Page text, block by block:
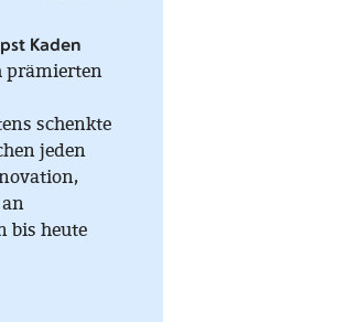
Kaden
prämierten
schenkte
jeden
bis heute
länger,
die